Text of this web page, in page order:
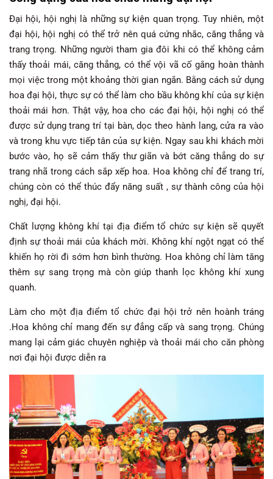
Đại hội, hội nghị là những sự kiện quan trọng. Tuy nhiên, một
đại hội, hội nghị có thể trở nên quá cứng nhắc, căng thẳng và
trang trọng. Những người tham gia đôi khi có thể không cảm
thấy thoải mái, căng thẳng, có thể vội vã cố gắng hoàn thành
mọi việc trong một khoảng thời gian ngắn. Bằng cách sử dụng
hoa đại hội, thực sự có thể làm cho bầu không khí của sự kiện
thoải mái hơn. Thật vậy, hoa cho các đại hội, hội nghị có thể
được sử dụng trang trí tại bàn, dọc theo hành lang, cửa ra vào
và trong khu vực tiếp tân của sự kiện. Ngay sau khi khách mời
bước vào, họ sẽ cảm thấy thư giãn và bớt căng thẳng do sự
trang nhã trong cách sắp xếp hoa. Hoa không chỉ để trang trí,
chúng còn có thể thúc đẩy năng suất , sự thành công của hội
nghị, đại hội.
Chất lượng không khí tại địa điểm tổ chức sự kiện sẽ quyết
định sự thoải mái của khách mời. Không khí ngột ngạt có thể
khiến họ rời đi sớm hơn bình thường. Hoa không chỉ làm tăng
thêm sự sang trọng mà còn giúp thanh lọc không khí xung
quanh.
Làm cho một địa điểm tổ chức đại hội trở nên hoành tráng
.Hoa không chỉ mang đến sự đẳng cấp và sang trọng. Chúng
mang lại cảm giác chuyên nghiệp và thoải mái cho căn phòng
nơi đại hội được diễn ra